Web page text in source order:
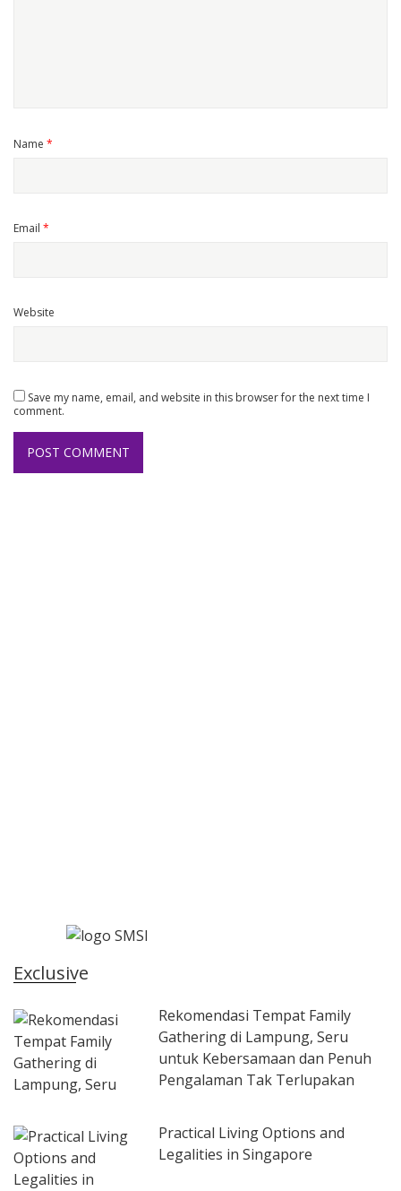
Name *
Email *
Website
Save my name, email, and website in this browser for the next time I
comment.
Exclusive
Rekomendasi Tempat Family
Gathering di Lampung, Seru
untuk Kebersamaan dan Penuh
Pengalaman Tak Terlupakan
Practical Living Options and
Legalities in Singapore